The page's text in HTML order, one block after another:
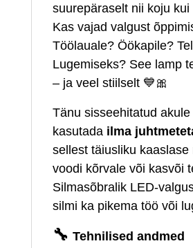
suurepäraselt nii koju kui
Kas vajad valgust
Töölauale? Öökapile?
Lugemiseks? See lamp
– ja veel stiilselt 💙🎀
Tänu sisseehitatud
kasutada ilma
sellest täiusliku kaaslase
voodi kõrvale või kasvõi
Silmasõbralik
silmi ka pikema töö või
🔧 Tehnilised andmed